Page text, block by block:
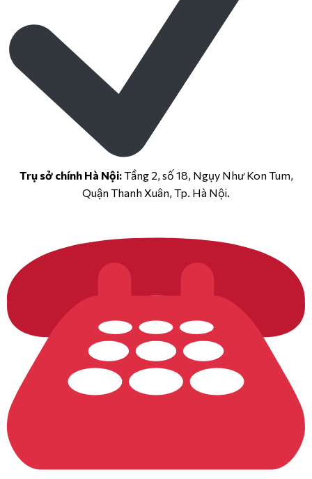
Trụ sở chính Hà Nội:Tầng 2, số 18, Ngụy Như Kon Tum,
Quận Thanh Xuân, Tp. Hà Nội.